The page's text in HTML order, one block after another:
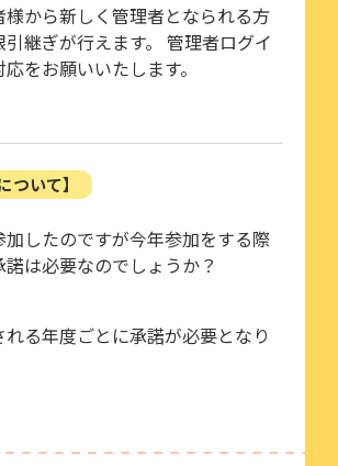
から新しく管理者となられる方
引継ぎが行えます。 管理者ログイ
をお願いいたします。
ついて】
加したのですが今年参加をする際
は必要なのでしょうか？
る年度ごとに承諾が必要となり